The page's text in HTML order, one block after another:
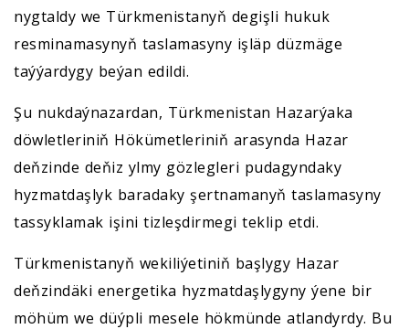
nygtaldy we Türkmenistanyň degişli hukuk
resminamasynyň taslamasyny işläp düzmäge
taýýardygy beýan edildi.
Şu nukdaýnazardan, Türkmenistan Hazarýaka
döwletleriniň Hökümetleriniň arasynda Hazar
deňzinde deňiz ylmy gözlegleri pudagyndaky
hyzmatdaşlyk baradaky şertnamanyň taslamasyny
tassyklamak işini tizleşdirmegi teklip etdi.
Türkmenistanyň wekiliýetiniň başlygy Hazar
deňzindäki energetika hyzmatdaşlygyny ýene bir
möhüm we düýpli mesele hökmünde atlandyrdy. Bu